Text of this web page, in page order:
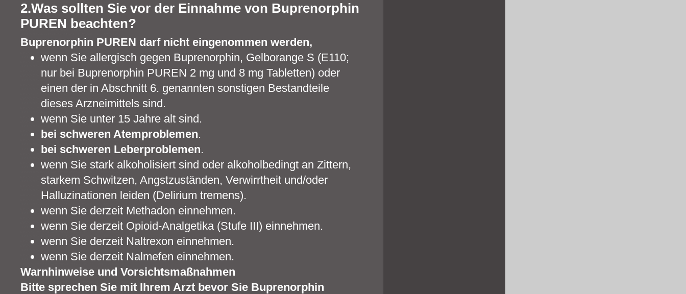
2.Was sollten Sie vor der Einnahme von Buprenorphin
PUREN beachten?
Buprenorphin PUREN darf nicht eingenommen werden,
wenn Sie allergisch gegen Buprenorphin, Gelborange S (E110;
nur bei Buprenorphin PUREN 2 mg und 8 mg Tabletten) oder
einen der in Abschnitt 6. genannten sonstigen Bestandteile
dieses Arzneimittels sind.
wenn Sie unter 15 Jahre alt sind.
bei schweren Atemproblemen.
bei schweren Leberproblemen.
wenn Sie stark alkoholisiert sind oder alkoholbedingt an Zittern,
starkem Schwitzen, Angstzuständen, Verwirrtheit und/oder
Halluzinationen leiden (Delirium tremens).
wenn Sie derzeit Methadon einnehmen.
wenn Sie derzeit Opioid-Analgetika (Stufe III) einnehmen.
wenn Sie derzeit Naltrexon einnehmen.
wenn Sie derzeit Nalmefen einnehmen.
Warnhinweise und Vorsichtsmaßnahmen
Bitte sprechen Sie mit Ihrem Arzt bevor Sie Buprenorphin